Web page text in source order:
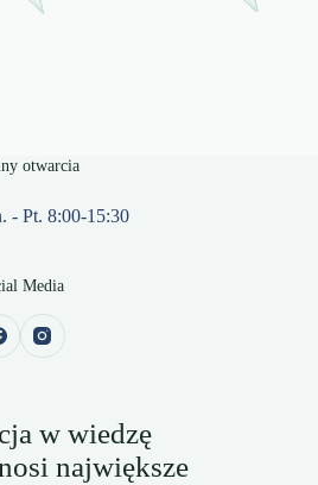
otwarcia
- Pt. 8:00-15:30
Media
w wiedzę
największe